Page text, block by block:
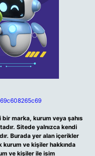
marka, kurum veya şahıs
Sitede yalnızca kendi
Burada yer alan içerikler
ve kişiler hakkında
ve kişiler ile isim